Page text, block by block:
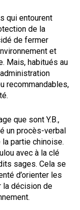
qui entourent
de la
de fermer
et
Mais, habitués au
recommandables,
que sont Y.B.,
un procès-verbal
partie chinoise.
avec à la clé
sages. Cela se
d’orienter les
la décision de